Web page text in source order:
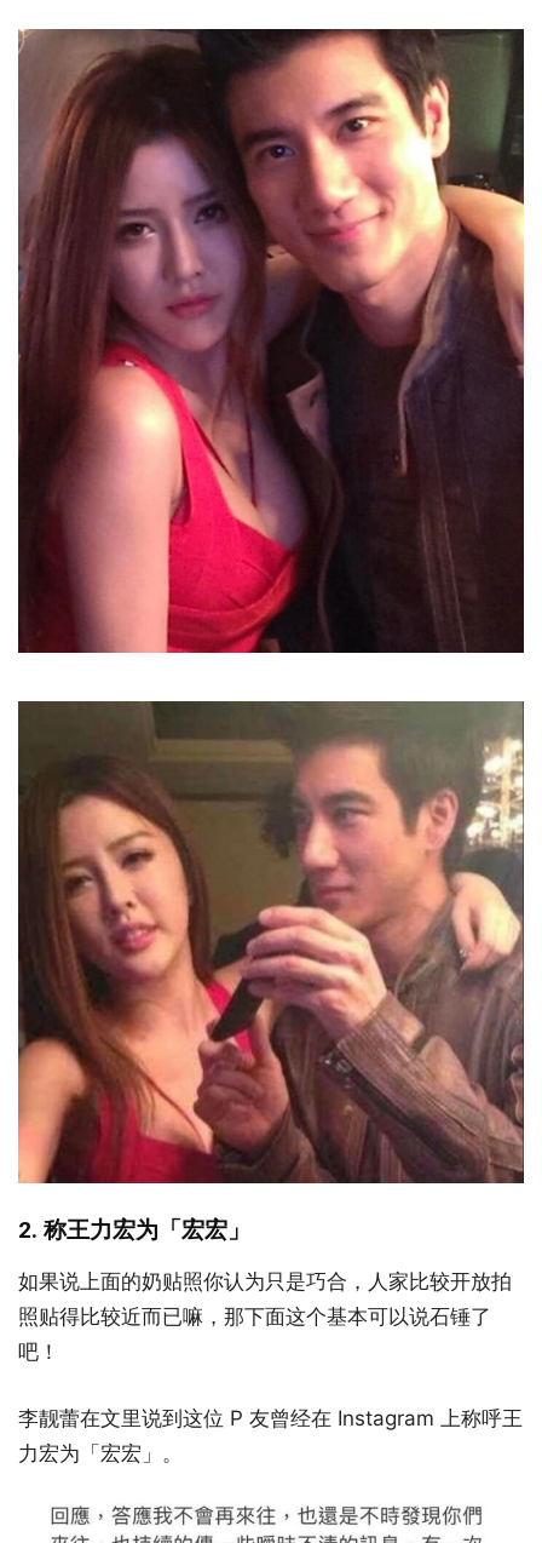
2. 称王力宏为「宏宏」
如果说上面的奶贴照你认为只是巧合，人家比较开放拍
照贴得比较近而已嘛，那下面这个基本可以说石锤了
吧！
李靓蕾在文里说到这位 P 友曾经在 Instagram 上称呼王
力宏为「宏宏」。